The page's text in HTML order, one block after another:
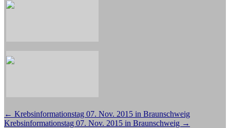
Beitragsnavigation
← Krebsinformationstag 07. Nov. 2015 in Braunschweig
Krebsinformationstag 07. Nov. 2015 in Braunschweig →